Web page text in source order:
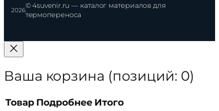
2026
© 4suvenir.ru — каталог материалов для
термопереноса
Ваша корзина (позиций: 0)
Товар Подробнее Итого